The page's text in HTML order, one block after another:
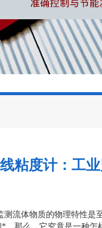
粘度计：工
流体物质的物理特性是